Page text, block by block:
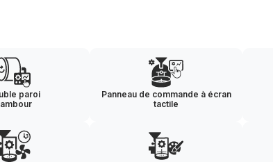
paroi
Panneau de commande à écran
tactile